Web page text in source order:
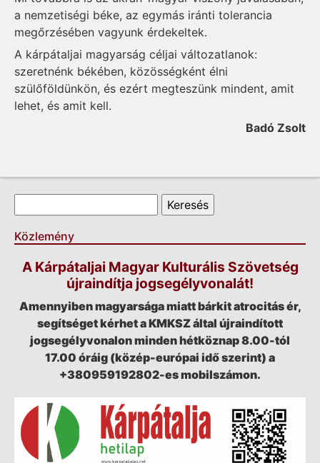
a nemzetiségi béke, az egymás iránti tolerancia
megőrzésében vagyunk érdekeltek.
A kárpátaljai magyarság céljai változatlanok:
szeretnénk békében, közösségként élni
szülőföldünkön, és ezért megteszünk mindent, amit
lehet, és amit kell.
Badó Zsolt
Keresés űrlap
Keresés
Közlemény
A Kárpátaljai Magyar Kulturális Szövetség
újraindítja jogsegélyvonalát!
Amennyiben magyarsága miatt bárkit atrocitás ér,
segítséget kérhet a KMKSZ által újraindított
jogsegélyvonalon minden hétköznap 8.00-tól
17.00 óráig (közép-európai idő szerint) a
+380959192802-es mobilszámon.